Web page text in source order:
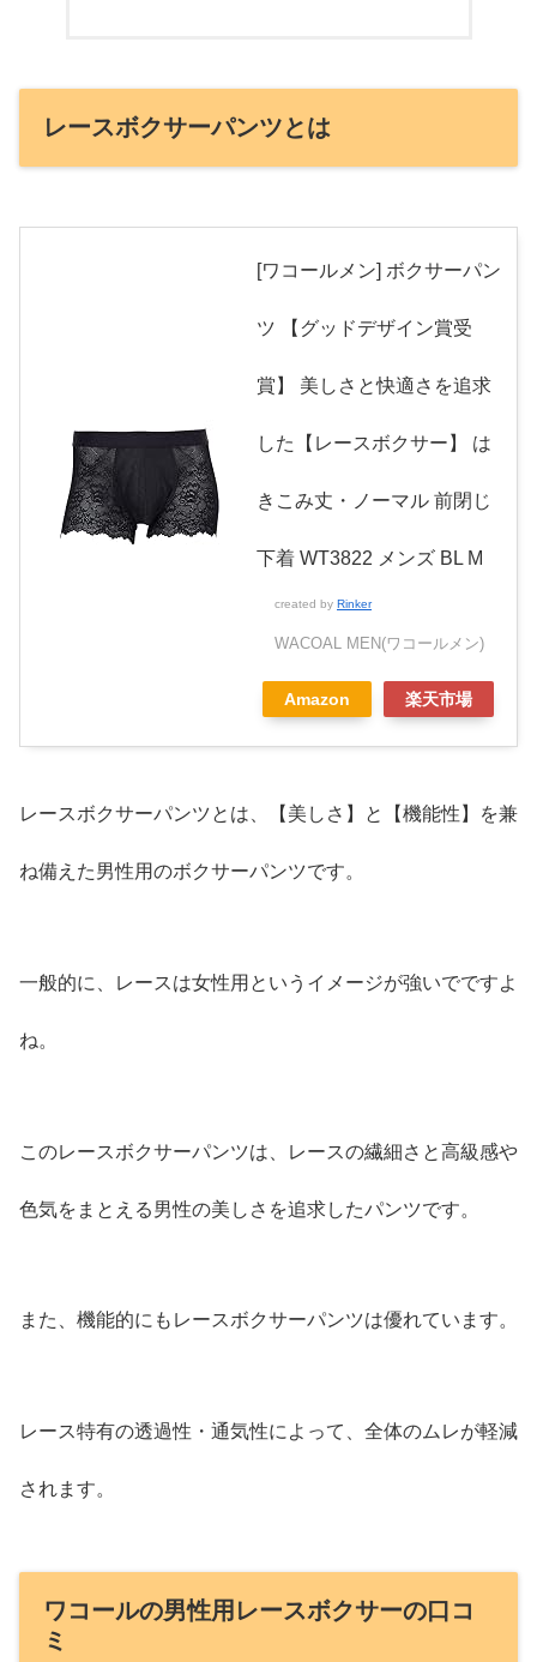
レースボクサーパンツとは
[ワコールメン] ボクサーパン
ツ 【グッドデザイン賞受
賞】 美しさと快適さを追求
した【レースボクサー】 は
きこみ丈・ノーマル 前閉じ
下着 WT3822 メンズ BL M
created by Rinker
WACOAL MEN(ワコールメン)
Amazon 楽天市場
レースボクサーパンツとは、【美しさ】と【機能性】を兼
ね備えた男性用のボクサーパンツです。
一般的に、レースは女性用というイメージが強いでですよ
ね。
このレースボクサーパンツは、レースの繊細さと高級感や
色気をまとえる男性の美しさを追求したパンツです。
また、機能的にもレースボクサーパンツは優れています。
レース特有の透過性・通気性によって、全体のムレが軽減
されます。
ワコールの男性用レースボクサーの口コ
ミ